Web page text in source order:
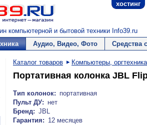
хостинг
компьютерной и бытовой техники Info39.ru
Аудио, Видео, Фото Средства
Каталог товаров Компьютеры, оргтехника
Портативная колонка JBL
Тип колонок: портативная
Пульт ДУ: нет
Бренд: JBL
Гарантия: 12 месяцев